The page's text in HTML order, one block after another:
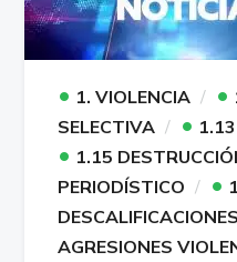
• 1. VIOLENCIA •
SELECTIVA
•
• 1.15
PERIODÍSTICO
•
DESCALIFICACIONES
AGRESIONES